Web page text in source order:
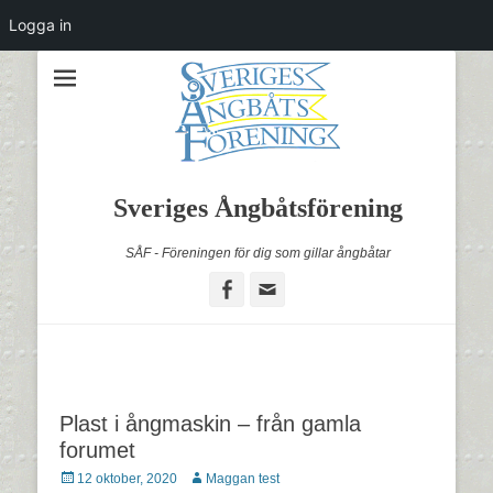
Sveriges Ångbåtsförening
SÅF - Föreningen för dig som gillar ångbåtar
Facebook
Plast i ångmaskin – från gamla
forumet
Postades
12 oktober, 2020 Författare
Maggan test
Logga in